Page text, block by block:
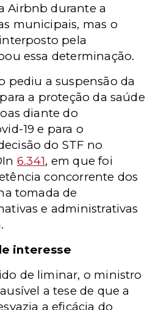
Airbnb durante a
municipais, mas o
pela
essa determinação.
pediu a suspensão da
a proteção da saúde
diante do
19 e para o
do STF no
6.341, em que foi
concorrente dos
tomada de
e administrativas
interesse
de liminar, o ministro
a tese de que a
a eficácia do